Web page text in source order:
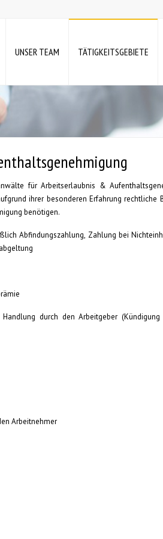
UNSER TEAM TÄTIGKEITSGEBIETE
für Arbeitserlaubnis &
ihrer besonderen Erfahrung rechtliche
benötigen.
Abfindungszahlung, Zahlung bei
durch den Arbeitgeber
Arbeitnehmer